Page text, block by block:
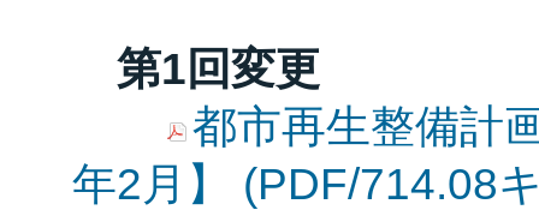
第1回変更
都市再生整備計
年2月】 (PDF/714.08